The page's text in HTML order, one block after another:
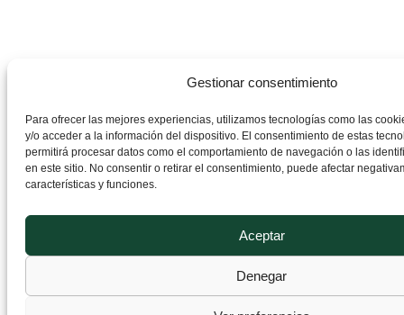
Gestionar consentimiento
Para ofrecer las mejores experiencias, utilizamos tecnologías como las
y/o acceder a la información del dispositivo. El consentimiento de estas
permitirá procesar datos como el comportamiento de navegación o las
en este sitio. No consentir o retirar el consentimiento, puede afectar
características y funciones.
Aceptar
Denegar